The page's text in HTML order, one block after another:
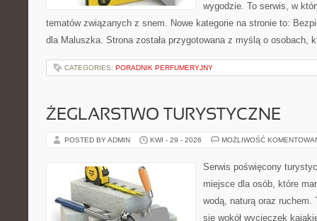
wygodzie. To serwis, w
tematów związanych z snem. Nowe kategorie na stronie to:
dla Maluszka. Strona została przygotowana z myślą o osobach,
CATEGORIES: PORADNIK PERFUMERYJNY
ŻEGLARSTWO TURYSTYCZNE
POSTED BY ADMIN KWI - 29 - 2026 MOŻLIWOŚĆ
Serwis poświęcony
miejsce dla osób, które
wodą, naturą oraz ruchem.
się wokół wycieczek